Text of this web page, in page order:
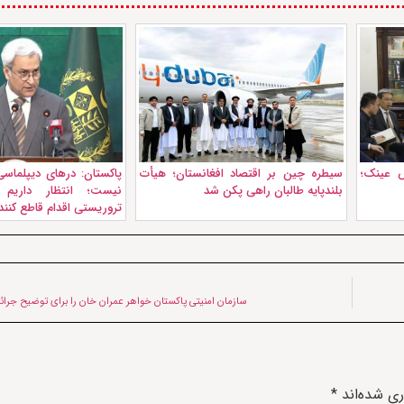
عینک؛
سیطره چین بر اقتصاد افغانستان؛ هیأت
بلندپایه طالبان راهی پکن شد
پاکستان: درهای
نیست؛ انتظار
تروریستی اقدام قاطع
سازمان امنیتی پاکستان خواهر عمران خان را برای توضیح
شده‌اند *